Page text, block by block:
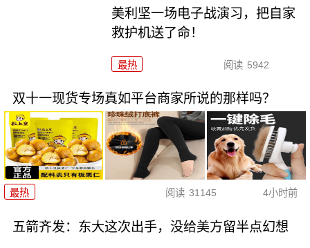
美利坚一场电子战演习，把自家
救护机送了命！
最热 阅读 5942
双十一现货专场真如平台商家所说的那样吗？
最热 阅读 31145 4小时前
五箭齐发：东大这次出手，没给美方留半点幻想